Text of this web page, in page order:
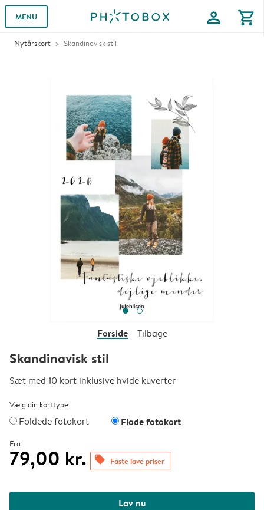
MENU profile shopping_cart
Nytårskort Skandinavisk stil
Forside Tilbage
Skandinavisk stil
Sæt med 10 kort inklusive hvide kuverter
Vælg din korttype:
Foldede fotokort Flade fotokort
Fra
79,00 kr. offers Faste lave priser
Lav nu